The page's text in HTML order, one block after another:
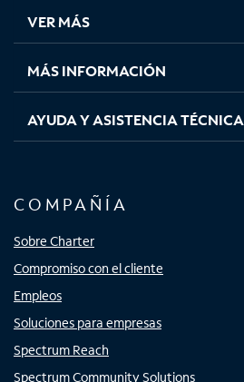
pestaña
nueva
pestaña
nueva
pestaña
nuevanueva
VER MÁS
MÁS INFORMACIÓN
AYUDA Y ASISTENCIA TÉCNICA
COMPAÑÍA
Sobre Charter
Compromiso con el cliente
Empleos
Soluciones para empresas
Spectrum Reach
Spectrum Community Solutions